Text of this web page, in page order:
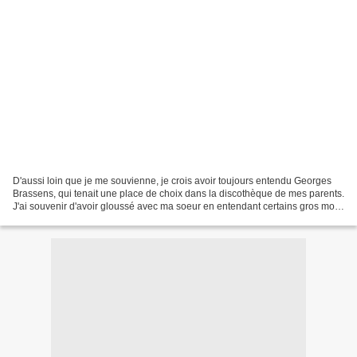
D'aussi loin que je me souvienne, je crois avoir toujours entendu Georges
Brassens, qui tenait une place de choix dans la discothèque de mes parents.
J'ai souvenir d'avoir gloussé avec ma soeur en entendant certains gros mots,